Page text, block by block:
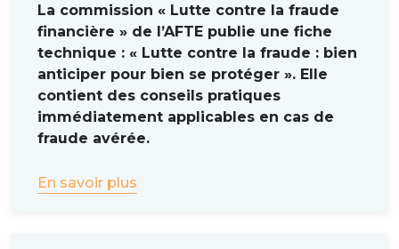
La commission « Lutte contre la fraude
financière » de l’AFTE publie une fiche
technique : « Lutte contre la fraude : bien
anticiper pour bien se protéger ». Elle
contient des conseils pratiques
immédiatement applicables en cas de
fraude avérée.
En savoir plus